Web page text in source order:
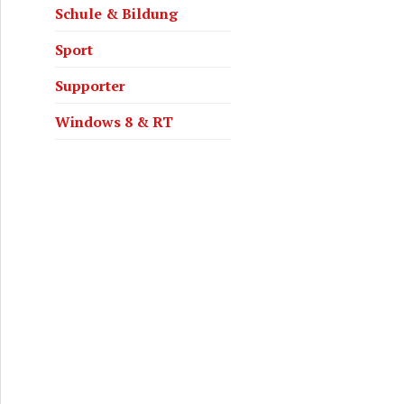
Schule & Bildung
Sport
Supporter
Windows 8 & RT